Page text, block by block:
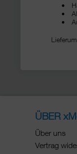
ÜBER
Über uns
Vertrag